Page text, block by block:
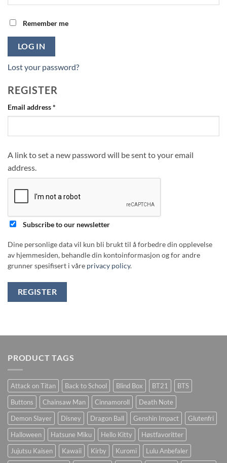
Remember me
LOG IN
Lost your password?
REGISTER
Email address*
A link to set a new password will be sent to your email
address.
Subscribe to our newsletter
Dine personlige data vil kun bli brukt til å forbedre din opplevelse
av hjemmesiden, behandle din kontoinformasjon og for andre
grunner spesifisert i våre privacy policy.
REGISTER
PRODUCT TAGS
Attack on Titan Back to School Blind Box BT21
BTS
Buttons
Chainsaw Man Cinnamoroll
Death Note
Demon Slayer
Disney Dragon Ball Genshin Impact
Glutenfri
Halloween
Hatsune Miku Hello Kitty
Høstfavoritter
Jujutsu Kaisen
Kawaii Kirby Kuromi
Lulu Anbefaler